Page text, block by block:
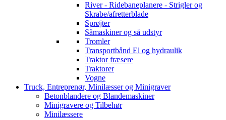
River - Ridebaneplanere - Strigler og
Skrabe/afretterblade
Sprøjter
Såmaskiner og så udstyr
Tromler
Transportbånd El og hydraulik
Traktor fræsere
Traktorer
Vogne
Truck, Entreprenør, Minilæsser og Minigraver
Betonblandere og Blandemaskiner
Minigravere og Tilbehør
Minilæssere